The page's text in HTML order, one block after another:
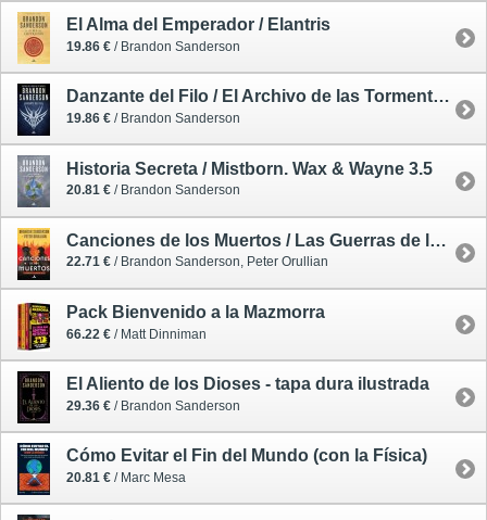
El Alma del Emperador / Elantris
19.86 € / Brandon Sanderson
Danzante del Filo / El Archivo de las Tormentas 2.5
19.86 € / Brandon Sanderson
Historia Secreta / Mistborn. Wax & Wayne 3.5
20.81 € / Brandon Sanderson
Canciones de los Muertos / Las Guerras de los Estratos 1
22.71 € / Brandon Sanderson, Peter Orullian
Pack Bienvenido a la Mazmorra
66.22 € / Matt Dinniman
El Aliento de los Dioses - tapa dura ilustrada
29.36 € / Brandon Sanderson
Cómo Evitar el Fin del Mundo (con la Física)
20.81 € / Marc Mesa